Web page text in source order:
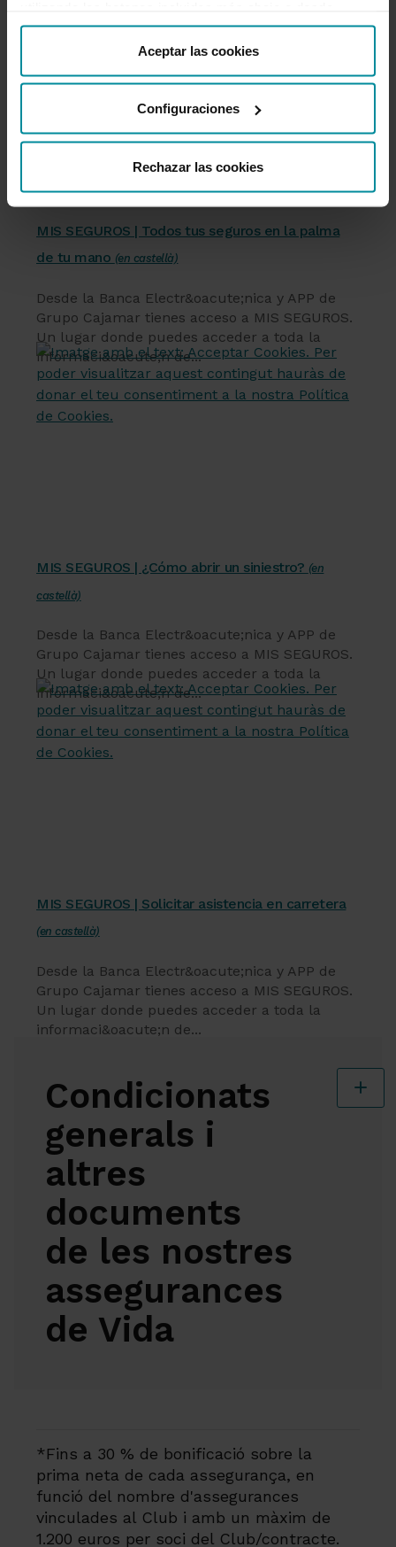
“Detalles”. También puede obtener más información, así
como cambiar el consentimiento en cualquier momento
desde nuestraPolítica de Cookies.
Aceptar las cookies
Configuraciones
Rechazar las cookies
Servicios financieros
MIS SEGUROS | Todos tus seguros en la palma
de tu mano (en castellà)
Desde la Banca Electr&oacute;nica y APP de
Grupo Cajamar tienes acceso a MIS SEGUROS.
Un lugar donde puedes acceder a toda la
informaci&oacute;n de...
MIS SEGUROS | ¿Cómo abrir un siniestro? (en
castellà)
Desde la Banca Electr&oacute;nica y APP de
Grupo Cajamar tienes acceso a MIS SEGUROS.
Un lugar donde puedes acceder a toda la
informaci&oacute;n de...
MIS SEGUROS | Solicitar asistencia en carretera
(en castellà)
Desde la Banca Electr&oacute;nica y APP de
Grupo Cajamar tienes acceso a MIS SEGUROS.
Un lugar donde puedes acceder a toda la
informaci&oacute;n de...
Condicionats
generals i
altres
documents
de les nostres
assegurances
de Vida
*Fins a 30 % de bonificació sobre la
prima neta de cada assegurança, en
funció del nombre d'assegurances
vinculades al Club i amb un màxim de
1.200 euros per soci del Club/contracte.